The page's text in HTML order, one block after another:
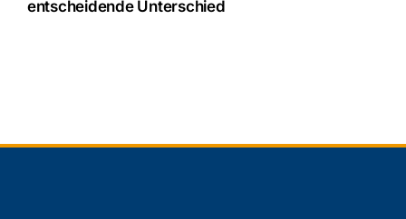
entscheidende Unterschied